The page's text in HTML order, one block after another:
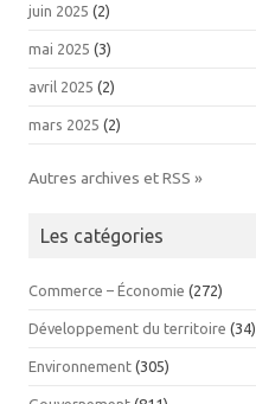
juin 2025 (2)
mai 2025 (3)
avril 2025 (2)
mars 2025 (2)
Autres archives et RSS »
Les catégories
Commerce – Économie (272)
Développement du territoire (34)
Environnement (305)